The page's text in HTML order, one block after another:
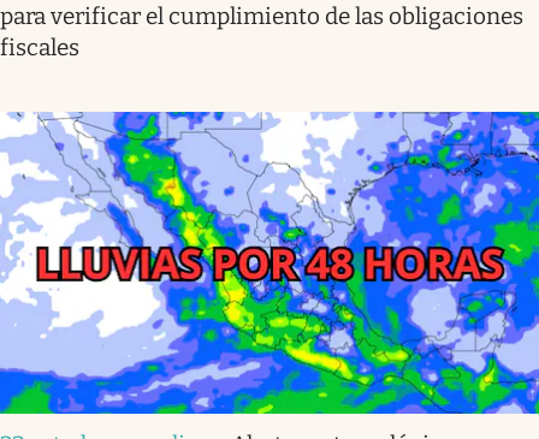
para verificar el cumplimiento de las obligaciones
fiscales